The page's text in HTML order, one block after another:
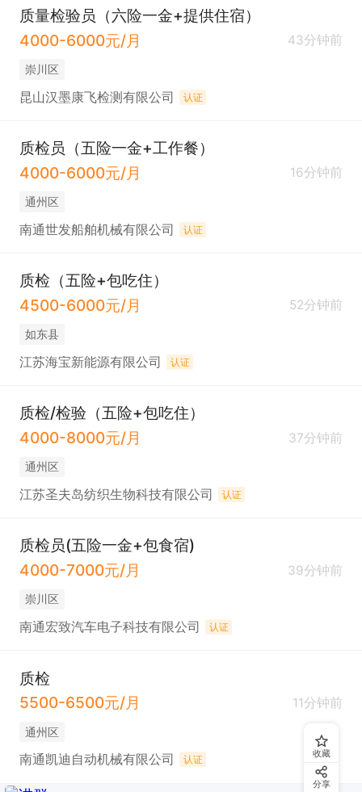
质量检验员（六险一金+提供住宿）
4000-6000元/月
43分钟前
崇川区
昆山汉墨康飞检测有限公司 认证
质检员（五险一金+工作餐）
4000-6000元/月
16分钟前
通州区
南通世发船舶机械有限公司 认证
质检（五险+包吃住）
4500-6000元/月
52分钟前
如东县
江苏海宝新能源有限公司 认证
质检/检验（五险+包吃住）
4000-8000元/月
37分钟前
通州区
江苏圣夫岛纺织生物科技有限公司 认证
质检员(五险一金+包食宿)
4000-7000元/月
39分钟前
崇川区
南通宏致汽车电子科技有限公司 认证
质检
5500-6500元/月
11分钟前
通州区
南通凯迪自动机械有限公司 认证 收藏
分享